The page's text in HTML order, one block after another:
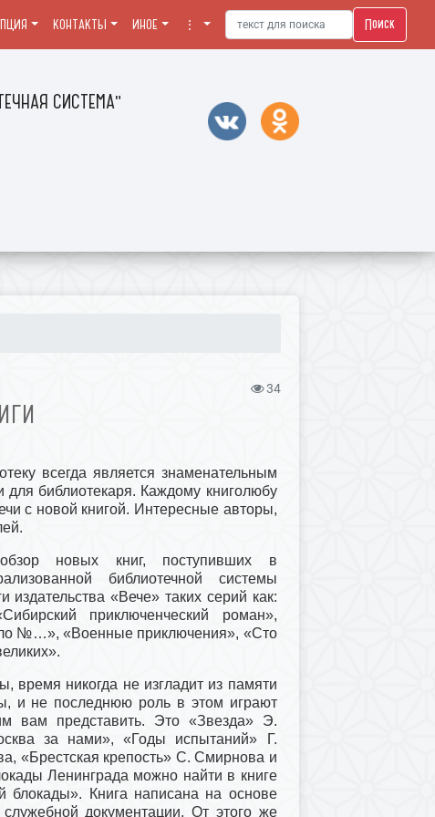
СИСТЕМА"
КОНТАКТЫ ИНОЕ ⋮ Поиск
34
всегда является знаменательным
для библиотекаря. Каждому книголюбу
с новой книгой. Интересные авторы,
новых книг, поступивших в
библиотечной системы
издательства «Вече» таких серий как:
приключенческий роман»,
№…», «Военные приключения», «Сто
никогда не изгладит из памяти
и не последнюю роль в этом играют
вам представить. Это «Звезда» Э.
за нами», «Годы испытаний» Г.
«Брестская крепость» С. Смирнова и
Ленинграда можно найти в книге
Книга написана на основе
документации. От этого же